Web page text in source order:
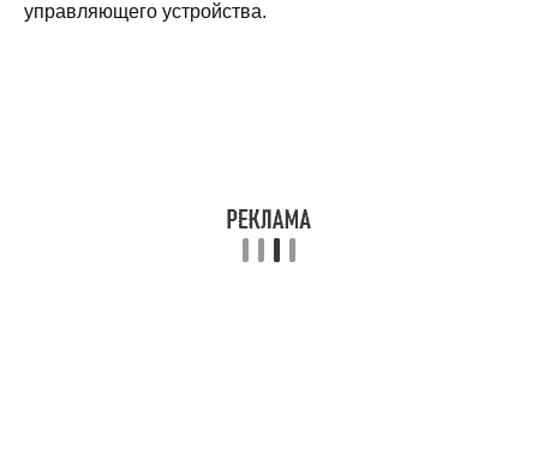
управляющего устройства.